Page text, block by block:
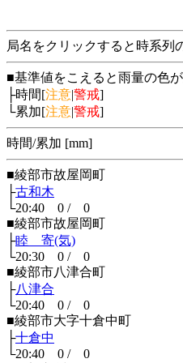
局名をクリックすると時系列
■基準値をこえると雨量の色が
├時間[注意|警戒]
└累加[注意|警戒]
時間/累加 [mm]
■綾部市故屋岡町
├古和木
└20:40 0 / 0
■綾部市故屋岡町
├睦 寄(気)
└20:30 0 / 0
■綾部市八津合町
├八津合
└20:40 0 / 0
■綾部市大字十倉中町
├十倉中
└20:40 0 / 0